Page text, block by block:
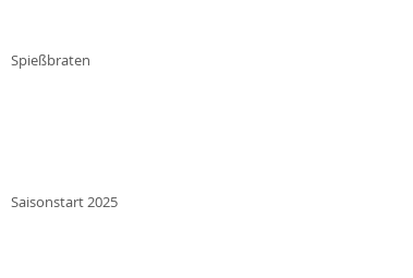
Spießbraten
Saisonstart 2025